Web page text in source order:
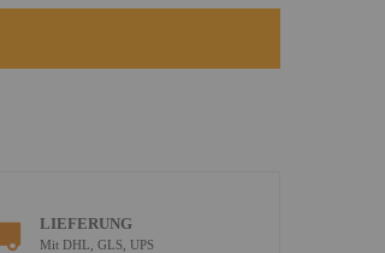
LIEFERUNG
Mit DHL, GLS, UPS